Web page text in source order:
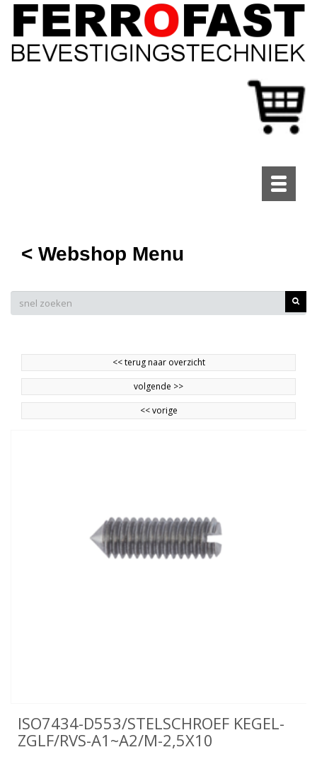
Toggle
< Webshop Menu
<<terug naar overzicht
volgende >>
<<vorige
ISO7434-D553/STELSCHROEF KEGEL-
ZGLF/RVS-A1~A2/M-2,5X10